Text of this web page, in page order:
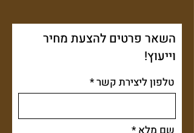
השאר פרטים להצעת מחיר
וייעוץ!
טלפון ליצירת קשר